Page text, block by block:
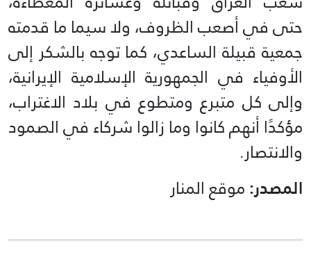
حتى في أصعب الظروف، ولا سيما ما قدمته
جمعية قبيلة الساعدي، كما توجه بالشكر إلى
الأوفياء في الجمهورية الإسلامية الإيرانية،
وإلى كل متبرع ومتطوع في بلاد الاغتراب،
مؤكدًا أنهم كانوا وما زالوا شركاء في الصمود
والانتصار.
المصدر:موقع المنار